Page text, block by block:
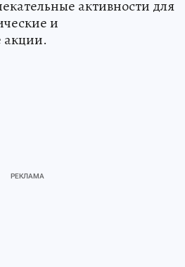
активности для
и
акции.